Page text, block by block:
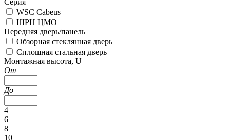
WSC Cabeus
ШРН ЦМО
Передняя дверь/панель
Обзорная стеклянная дверь
Сплошная стальная дверь
Монтажная высота, U
От
До
4
6
8
10